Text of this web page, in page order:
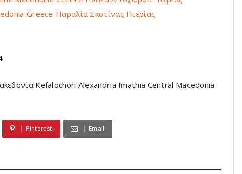
Greece Παραλία Σκοτίνας Πιερίας
Kefalochori Alexandria Imathia Central Macedonia
Pinterest Email